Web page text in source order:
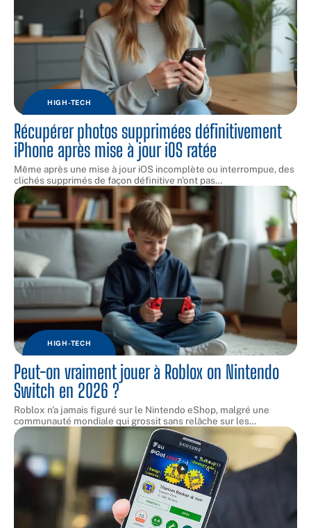
HIGH-TECH
Récupérer photos supprimées définitivement
iPhone après mise à jour iOS ratée
Même après une mise à jour iOS incomplète ou interrompue, des
clichés supprimés de façon définitive n'ont pas…
HIGH-TECH
Peut-on vraiment jouer à Roblox on Nintendo
Switch en 2026 ?
Roblox n'a jamais figuré sur le Nintendo eShop, malgré une
communauté mondiale qui grossit sans relâche sur les…